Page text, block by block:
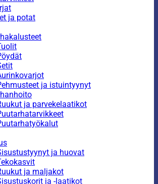
ja potat
ja istuintyynyt
ja parvekelaatikot
ja huovat
ja maljakot
ja -laatikot